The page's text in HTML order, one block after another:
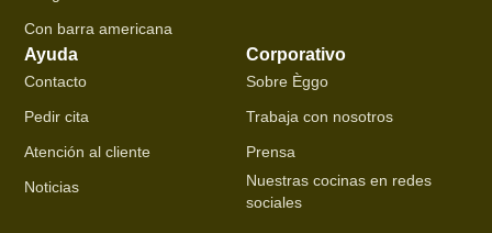
Con barra americana
Ayuda
Contacto
Pedir cita
Atención al cliente
Noticias
Corporativo
Sobre Èggo
Trabaja con nosotros
Prensa
Nuestras cocinas en redes
sociales